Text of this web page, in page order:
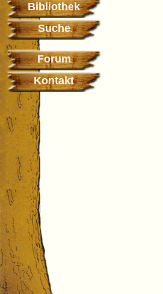
Bibliothek
Suche
Forum
Kontakt